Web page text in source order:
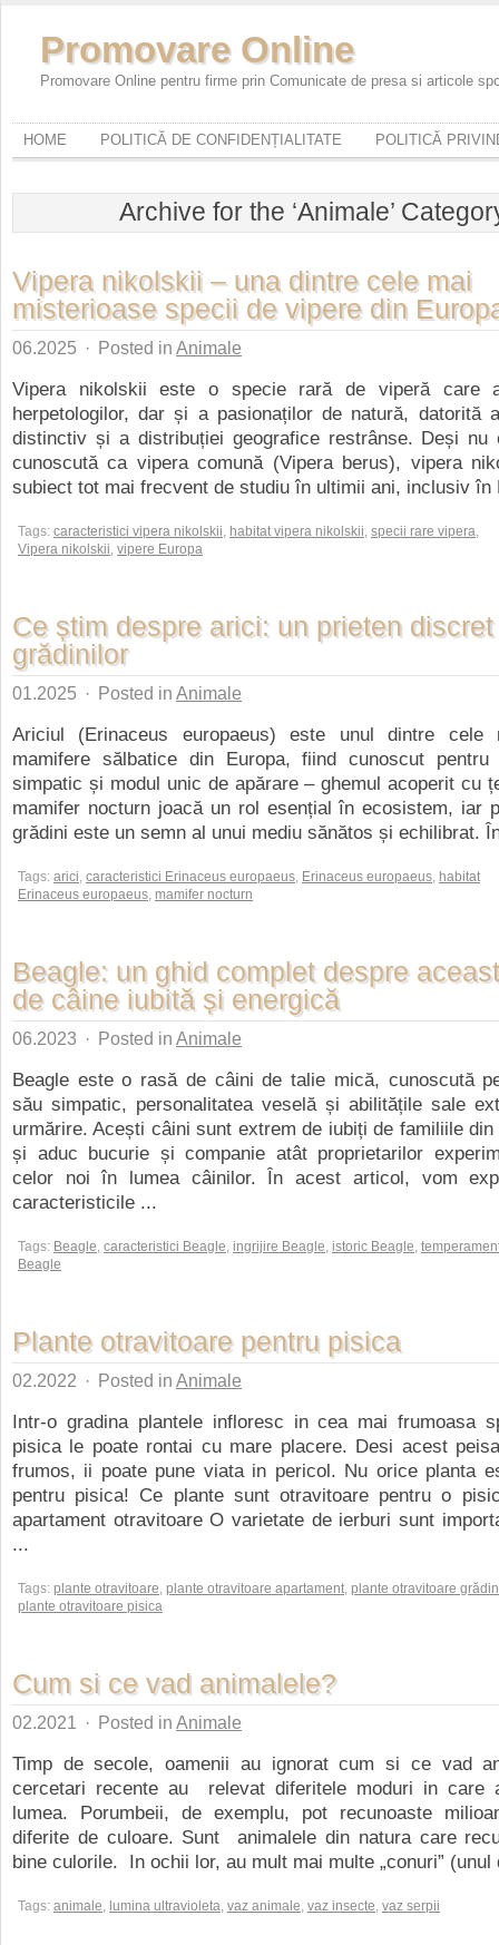
Promovare Online
Promovare Online pentru firme prin Comunicate de presa si articole
HOME POLITICĂ DE CONFIDENȚIALITATE POLITICĂ
Archive for the ‘Animale’
Vipera nikolskii – una dintre cele mai
misterioase specii de vipere din
06.2025 · Posted in Animale
Vipera nikolskii este o specie rară de viperă care
herpetologilor, dar și a pasionaților de natură, datorită
distinctiv și a distribuției geografice restrânse. Deși
cunoscută ca vipera comună (Vipera berus), vipera
subiect tot mai frecvent de studiu în ultimii ani, inclusiv în
Tags: caracteristici vipera nikolskii, habitat vipera nikolskii, specii rare vipera,
Vipera nikolskii, vipere Europa
Ce știm despre arici: un prieten
grădinilor
01.2025 · Posted in Animale
Ariciul (Erinaceus europaeus) este unul dintre cele
mamifere sălbatice din Europa, fiind cunoscut pentru
simpatic și modul unic de apărare – ghemul acoperit cu
mamifer nocturn joacă un rol esențial în ecosistem, iar
grădini este un semn al unui mediu sănătos și echilibrat.
Tags: arici, caracteristici Erinaceus europaeus, Erinaceus europaeus, habitat
Erinaceus europaeus, mamifer nocturn
Beagle: un ghid complet despre
de câine iubită și energică
06.2023 · Posted in Animale
Beagle este o rasă de câini de talie mică, cunoscută
său simpatic, personalitatea veselă și abilitățile sale
urmărire. Acești câini sunt extrem de iubiți de familiile
și aduc bucurie și companie atât proprietarilor
celor noi în lumea câinilor. În acest articol, vom
caracteristicile ...
Tags: Beagle, caracteristici Beagle, ingrijire Beagle, istoric Beagle,
Beagle
Plante otravitoare pentru pisica
02.2022 · Posted in Animale
Intr-o gradina plantele infloresc in cea mai frumoasa
pisica le poate rontai cu mare placere. Desi acest
frumos, ii poate pune viata in pericol. Nu orice planta
pentru pisica! Ce plante sunt otravitoare pentru o
apartament otravitoare O varietate de ierburi sunt
...
Tags: plante otravitoare, plante otravitoare apartament, plante otravitoare
plante otravitoare pisica
Cum si ce vad animalele?
02.2021 · Posted in Animale
Timp de secole, oamenii au ignorat cum si ce vad
cercetari recente au relevat diferitele moduri in care
lumea. Porumbeii, de exemplu, pot recunoaste
diferite de culoare. Sunt animalele din natura care
bine culorile. In ochii lor, au mult mai multe „conuri”
Tags: animale, lumina ultravioleta, vaz animale, vaz insecte, vaz serpii